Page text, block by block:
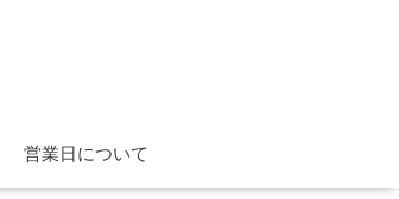
営業日について